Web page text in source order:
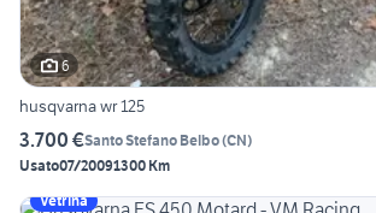
6
husqvarna wr 125
3.700 €Santo Stefano Belbo(CN)
Usato07/20091300 Km
Vetrina